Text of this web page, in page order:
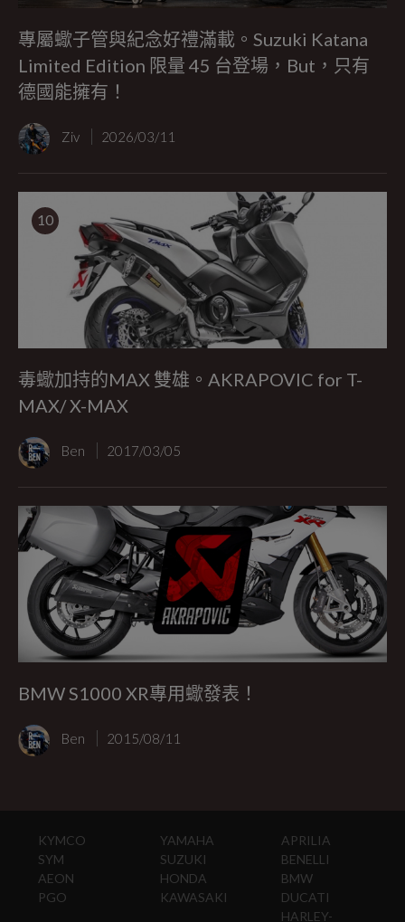
專屬蠍子管與紀念好禮滿載。Suzuki Katana
Limited Edition 限量 45 台登場，But，只有
德國能擁有！
Ziv 2026/03/11
10
毒蠍加持的MAX 雙雄。AKRAPOVIC for T-
MAX/ X-MAX
Ben 2017/03/05
BMW S1000 XR專用蠍發表！
Ben 2015/08/11
KYMCO
SYM
AEON
PGO
YAMAHA
SUZUKI
HONDA
KAWASAKI
APRILIA
BENELLI
BMW
DUCATI
HARLEY-